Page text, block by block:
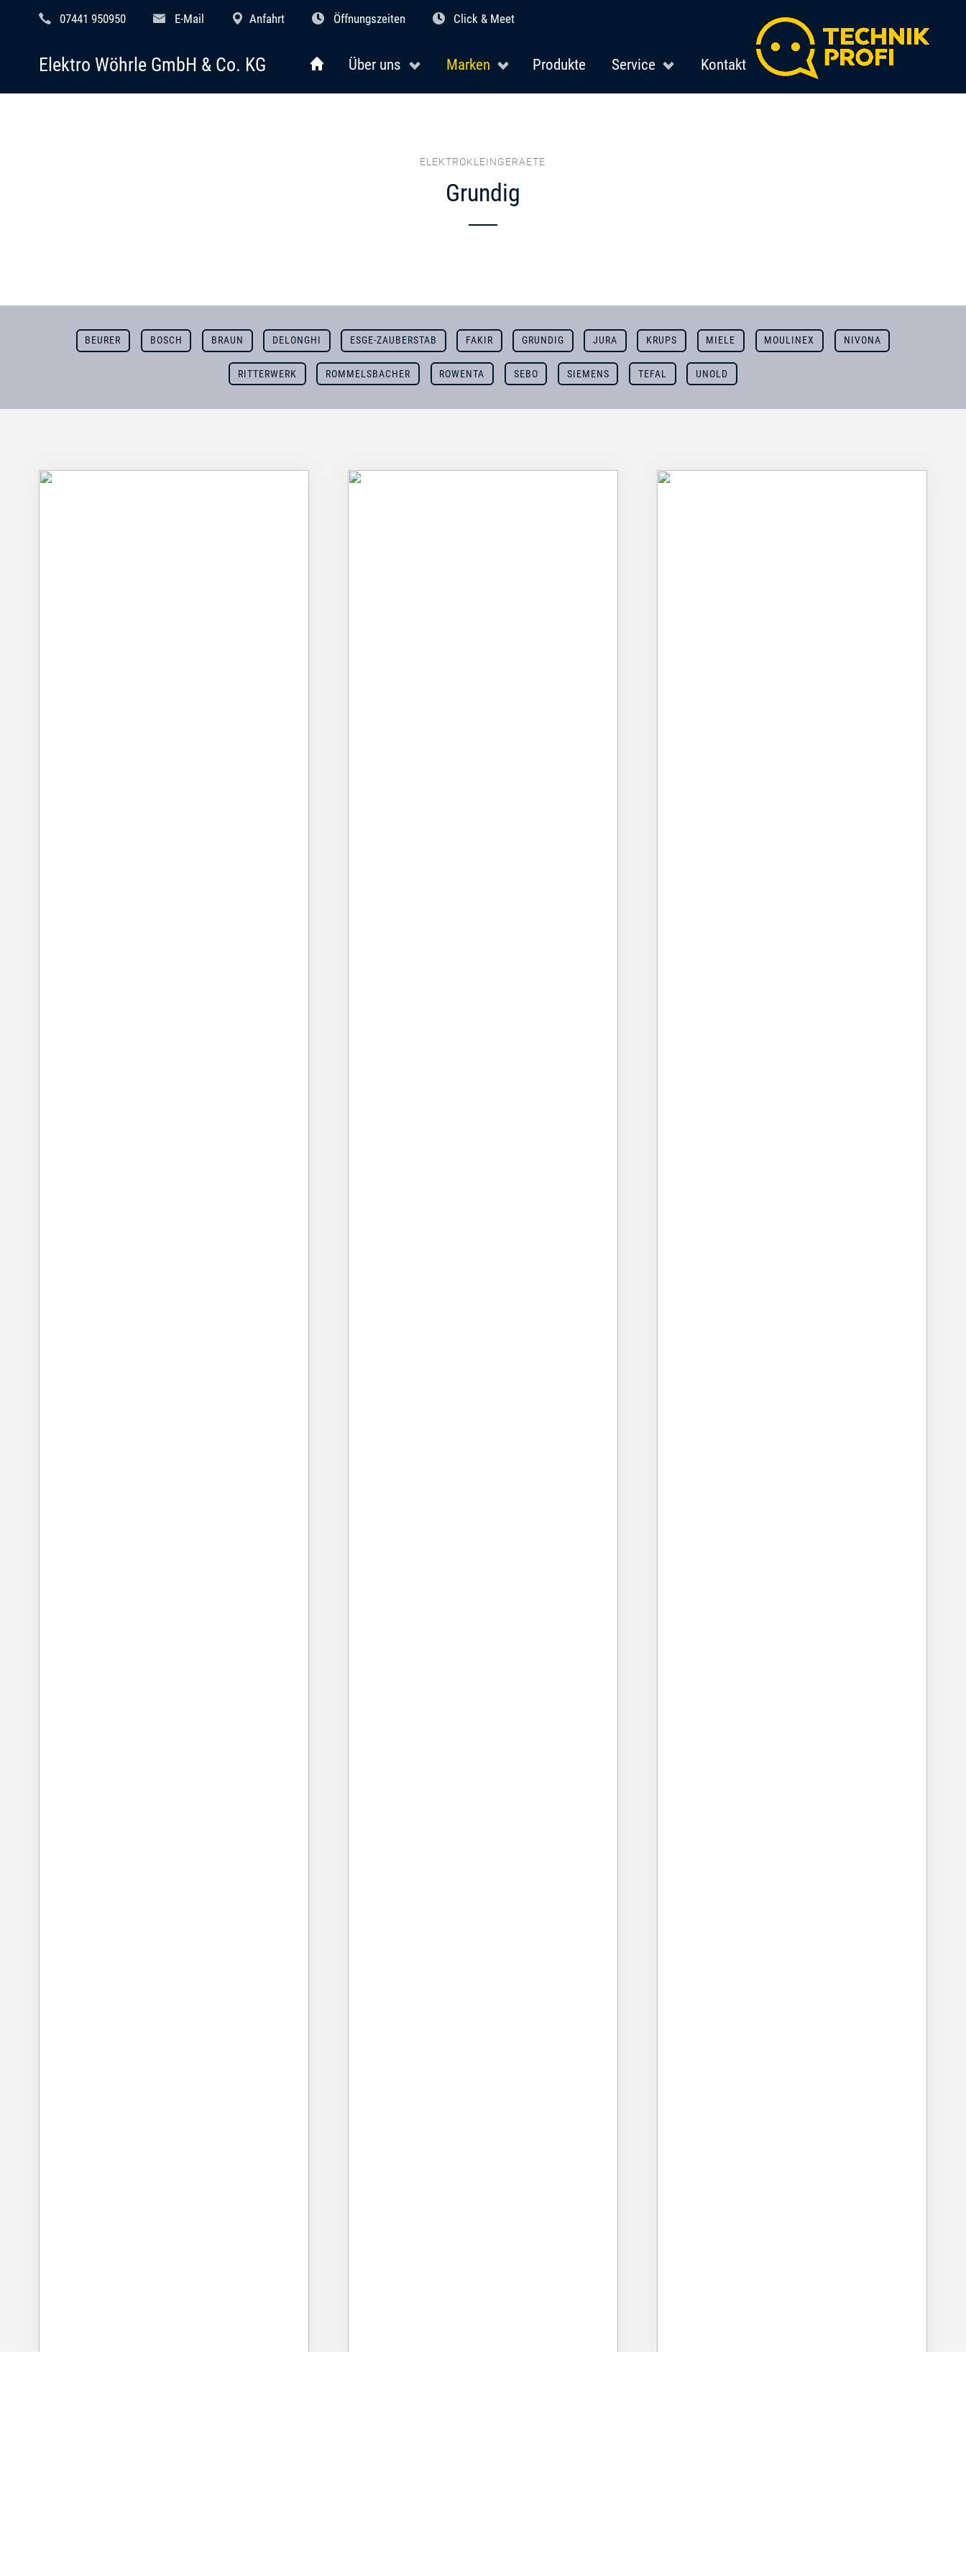
07441 950950 E-Mail Anfahrt Öffnungszeiten Click & Meet
Über uns Marken Produkte Service Kontakt
Elektro Wöhrle GmbH & Co. KG
ELEKTROKLEINGERAETE
Grundig
BEURER BOSCH BRAUN DELONGHI ESGE-ZAUBERSTAB FAKIR GRUNDIG JURA KRUPS MIELE MOULINEX NIVONA
RITTERWERK ROMMELSBACHER ROWENTA SEBO SIEMENS TEFAL UNOLD